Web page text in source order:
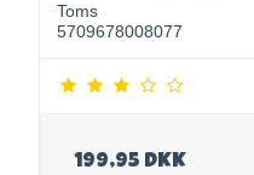
Toms
5709678008077
199,95 DKK